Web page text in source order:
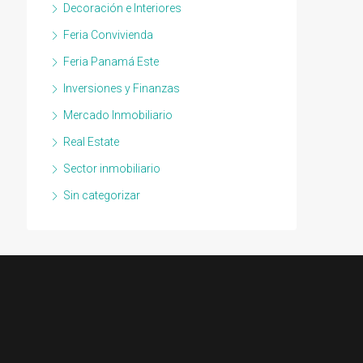
Decoración e Interiores
Feria Convivienda
Feria Panamá Este
Inversiones y Finanzas
Mercado Inmobiliario
Real Estate
Sector inmobiliario
Sin categorizar